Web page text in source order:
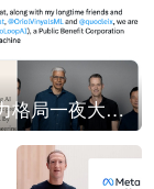
谷歌AI权力格局一夜大洗牌